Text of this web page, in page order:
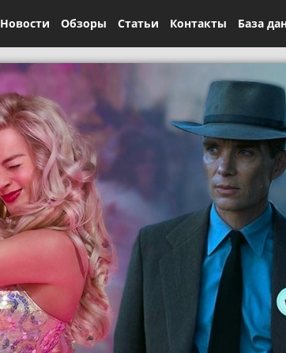
Новости Обзоры Статьи Контакты База